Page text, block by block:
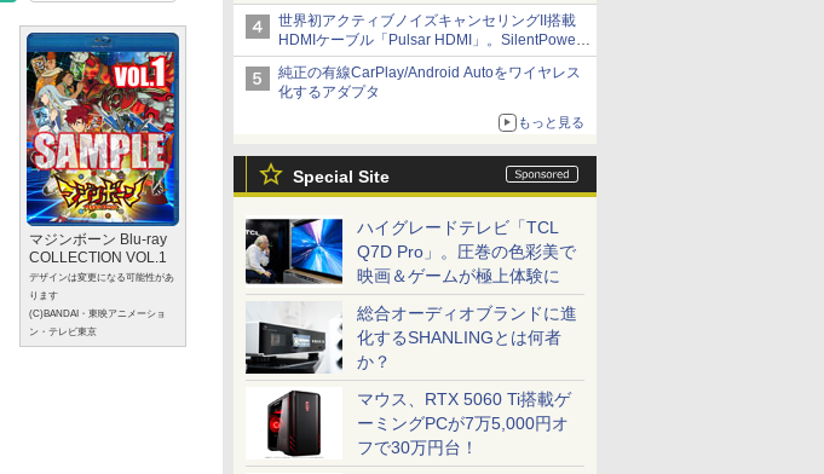
世界初アクティブノイズキャンセリングII搭載
HDMIケーブル「Pulsar HDMI」。SilentPower
から
純正の有線CarPlay/Android Autoをワイヤレス
化するアダプタ
もっと見る
Special Site
ハイグレードテレビ「TCL
Q7D Pro」。圧巻の色彩美で
映画＆ゲームが極上体験に
総合オーディオブランドに進
化するSHANLINGとは何者
か？
マウス、RTX 5060 Ti搭載ゲ
ーミングPCが7万5,000円オ
フで30万円台！
マジンボーン Blu-ray
COLLECTION VOL.1
デザインは変更になる可能性があ
ります
(C)BANDAI・東映アニメーショ
ン・テレビ東京